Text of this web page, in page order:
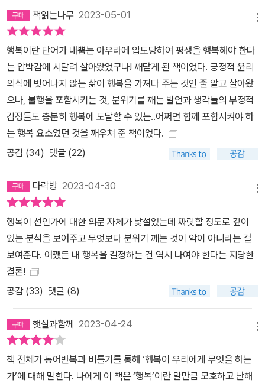
재생산된다. 예를 들어, <베컴처럼 휘어 차기>의 이민 1세대 아버지
는 인종차별의 폭력을 잊지 않으면 불행해진다는 본보기로 서사화되
는 반면, 가족의 관습을 거스르고 베컴처럼 되기를 바라는 딸은 착한
영국 시민으로 비춰진다. 결국 행복 대본은 주체를 똑바르게straigh
t, 이성애자로, 좋은 시민으로 만드는 장치다. 또한 행복은 상호성의
언어로 강압을 실행하고 감추는 역할을 한다. “네가 행복하니 나도 행
복해”라는 말이 “네가 행복해야 내가 행복하지”, “네가 그러면 나도
불행해”, “네 불행이 내 행복을 위협해”, “넌 날 위해 행복해야 해”가
사랑의 감정이 (그 타인의 생각대로) 행복해야 할 의무로 경험될 수
발화를 생각해 보자. “난 네가 행복하길 바랄 뿐인데, 그건 너무 불행
한 삶이 아니겠니”라고 하는 ‘사랑’의 표현 속에 숨겨진 것은 무엇일
까? 여기서 불행은 과연 아이가 퀴어라서 생기는 것일까? 아메드는
불행은 정확히 이 발화의 순간부터 작동하고 발생하는 것이라 말한
다. 즉, 퀴어의 삶이 불행한 삶, 행복한 요소가 없는 삶, 남편과 자식이
없어 우울한 삶이라 간주되기 때문에 아이는 불행해지는 것이다. 한
편으로 행복 발화를 이용해 퀴어를 관용하거나 승인할 때도(“그렇게
너희 둘이 행복하다면 그것도 사랑이지”) 퀴어 사랑은 그런 사랑 역
시 (이성애적 사랑과 같은) 사랑이라고, 그것도 행복을 보장해 줄 수
있다고 증명할 수 있을 때만 인정받는다. 아메드는 “불행하지 않음을
보여 주려면 행복해야 한다”는 그 압력이 불행을 만들어 낼 수 있으
며, 그래서 우리는 더더욱 불행에 대해 (간과하지 않고) 이야기해야
책읽는나무 2023-05-01
행복이란 단어가 내뿜는 아우라에 압도당하여 평생을 행복해야 한다
는 압박감에 시달려 살아왔었구나! 깨닫게 된 책이었다. 긍정적 윤리
의식에 벗어나지 않는 삶이 행복을 가져다 주는 것인 줄 알고 살아왔
으나, 불행을 포함시키는 것, 분위기를 깨는 발언과 생각들의 부정적
감정들도 충분히 행복에 도달할 수 있는..어쩌면 함께 포함시켜야 하
는 행복 요소였던 것을 깨우쳐 준 책이었다.
공감 (34) 댓글 (22)
다락방 2023-04-30
행복이 선인가에 대한 의문 자체가 낯설었는데 짜릿할 정도로 깊이
있는 분석을 보여주고 무엇보다 분위기 깨는 것이 악이 아니라는 걸
보여준다. 어쨌든 내 행복을 결정하는 건 역시 나여야 한다는 지당한
결론!
공감 (33) 댓글 (8)
햇살과함께 2023-04-24
책 전체가 동어반복과 비틀기를 통해 ‘행복이 우리에게 무엇을 하는
가’에 대해 말한다. 나에게 이 책은 ‘행복’이란 말만큼 모호하고 난해